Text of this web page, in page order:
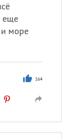
еще
море
164
именины
и